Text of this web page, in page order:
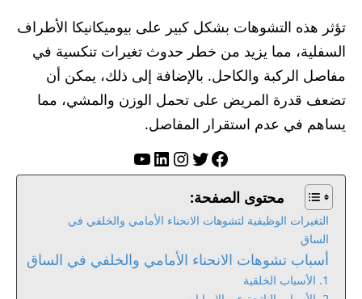
تؤثر هذه التشوهات بشكل كبير على بيوميكانيكا الأطراف
السفلية، مما يزيد من خطر حدوث تغيرات تنكسية في
مفاصل الركبة والكاحل. بالإضافة إلى ذلك، يمكن أن
تضعف قدرة المريض على تحمل الوزن والمشي، مما
يساهم في عدم استقرار المفاصل.
فيسبوك
تويترإنستجرام
لينكد إنيوتيوب
محتوى الصفحة:
التغيرات الوظيفية لتشوهات الانحناء الأمامي والخلفي في
الساق
أسباب تشوهات الانحناء الأمامي والخلفي في الساق
1. الأسباب الخلقية